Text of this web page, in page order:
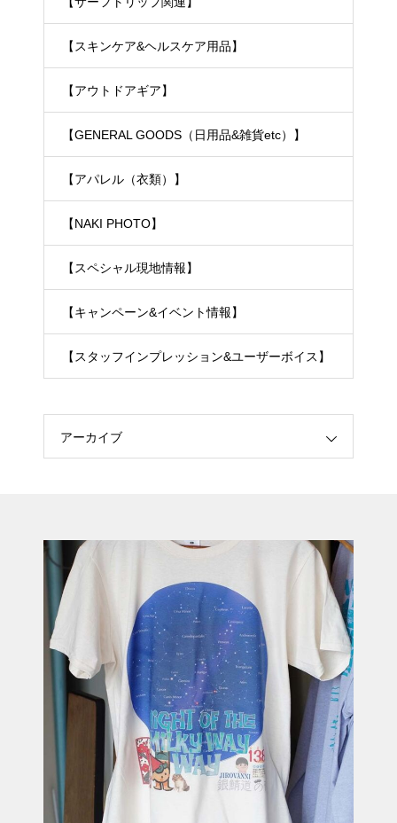
【スキンケア&ヘルスケア用品】
【アウトドアギア】
【GENERAL GOODS（日用品&雑貨etc）】
【アパレル（衣類）】
【NAKI PHOTO】
【スペシャル現地情報】
【キャンペーン&イベント情報】
【スタッフインプレッション&ユーザーボイス】
アーカイブ